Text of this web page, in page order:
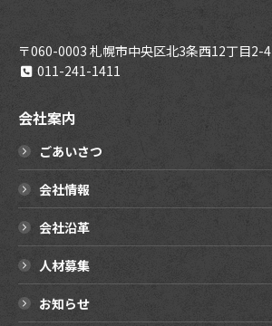
〒060-0003 札幌市中央区北3条西12丁目2-4
011-241-1411
会社案内
ごあいさつ
会社情報
会社沿革
人材募集
お知らせ